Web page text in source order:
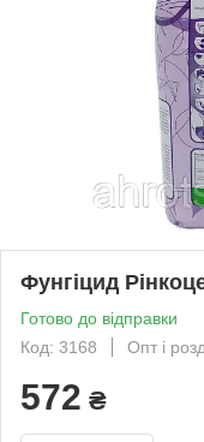
Фунгіцид
Готово до відправки
Код: 3168
Опт і
572 ₴